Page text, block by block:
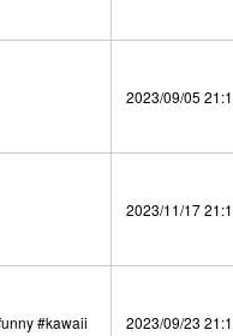
2023/09/05
2023/11/17
#kawaii 2023/09/23